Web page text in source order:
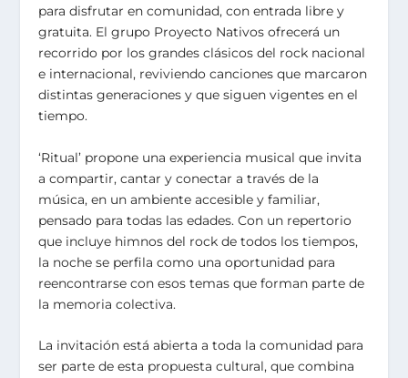
para disfrutar en comunidad, con entrada libre y
gratuita. El grupo Proyecto Nativos ofrecerá un
recorrido por los grandes clásicos del rock nacional
e internacional, reviviendo canciones que marcaron
distintas generaciones y que siguen vigentes en el
tiempo.
‘Ritual’ propone una experiencia musical que invita
a compartir, cantar y conectar a través de la
música, en un ambiente accesible y familiar,
pensado para todas las edades. Con un repertorio
que incluye himnos del rock de todos los tiempos,
la noche se perfila como una oportunidad para
reencontrarse con esos temas que forman parte de
la memoria colectiva.
La invitación está abierta a toda la comunidad para
ser parte de esta propuesta cultural, que combina